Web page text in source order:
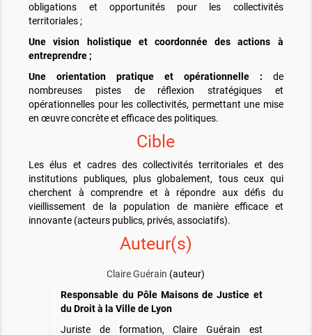
obligations et opportunités pour les collectivités
territoriales ;
Une vision holistique et coordonnée des actions
à
entreprendre ;
Une orientation pratique et opérationnelle : de
nombreuses pistes de réflexion stratégiques et
opérationnelles pour les collectivités, permettant une mise
en œuvre concrète et efficace des politiques.
Cible
Les élus et cadres des collectivités territoriales et des
institutions publiques, plus globalement, tous ceux qui
cherchent à comprendre et à répondre aux défis du
vieillissement de la population de manière efficace et
innovante (acteurs publics, privés, associatifs).
Auteur(s)
Claire Guérain (auteur)
Responsable du Pôle Maisons de Justice et
du Droit à la Ville de Lyon
Juriste de formation, Claire Guérain est